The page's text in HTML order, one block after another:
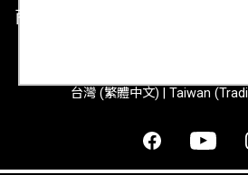
商業合作
台灣 (繁體中文) | Taiwan